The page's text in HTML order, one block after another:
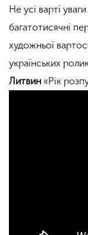
Не усі варті
багатотисячні
художньої
українських
Литвин «Рік